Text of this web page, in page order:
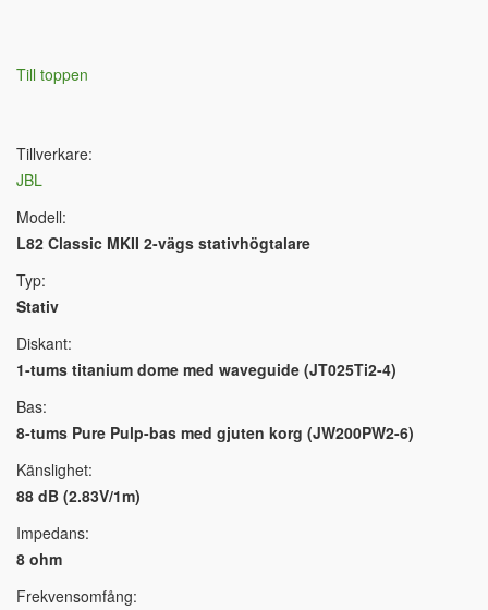
Till toppen
Tillverkare:
JBL
Modell:
L82 Classic MKII 2-vägs stativhögtalare
Typ:
Stativ
Diskant:
1-tums titanium dome med waveguide (JT025Ti2-4)
Bas:
8-tums Pure Pulp-bas med gjuten korg (JW200PW2-6)
Känslighet:
88 dB (2.83V/1m)
Impedans:
8 ohm
Frekvensomfång: